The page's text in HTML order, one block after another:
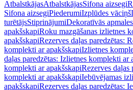
AtbalstkājasAtbalstkājasSifona aizsegi
Sifona aizsegiPiederumiIzplūdes vāciņš
turētājsStiprinājumiDekoratīvās apmales
apakšskapiRoku mazgāšanas izlietnes
apakšskapiRezerves daļas paredzētas:
komplekti ar apakšskapiIzlietnes
daļas paredzētas: Izlietnes komplekti ar
komplekti ar apakšskapiRezerves daļas
komplekti ar apakšskapiIebūvējamas
apakšskapiRezerves daļas paredzētas: